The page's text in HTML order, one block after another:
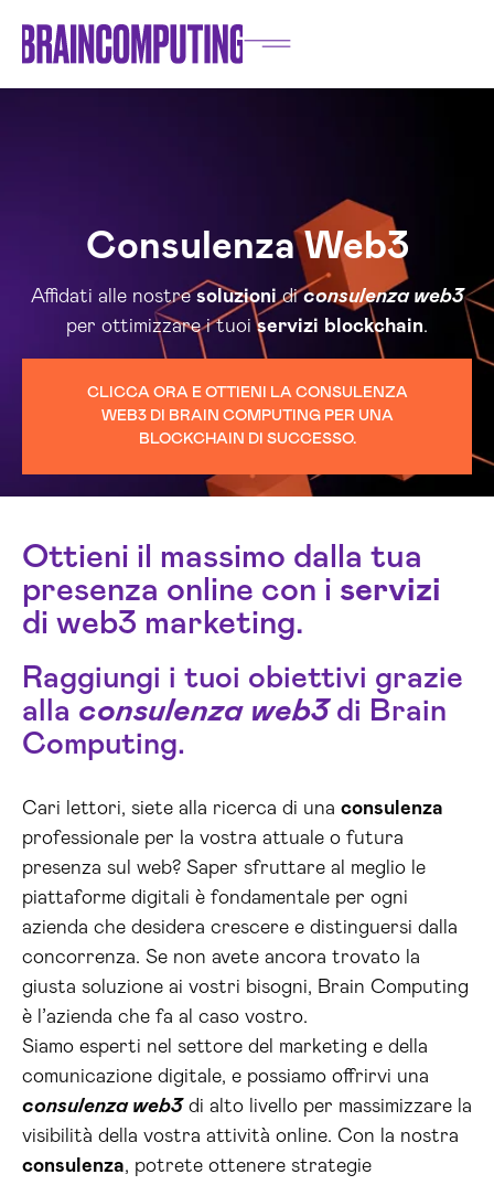
Consulenza Web3
Affidati alle nostresoluzionidiconsulenza web3
per ottimizzare i tuoiservizi blockchain.
CLICCA ORA E OTTIENI LA CONSULENZA
WEB3 DI BRAIN COMPUTING PER UNA
BLOCKCHAIN DI SUCCESSO.
Ottieni il massimo dalla tua
presenza online con i servizi
di web3 marketing.
Raggiungi i tuoi obiettivi grazie
alla consulenza web3di Brain
Computing.
Cari lettori, siete alla ricerca di una consulenza
professionale per la vostra attuale o futura
presenza sul web? Saper sfruttare al meglio le
piattaforme digitali è fondamentale per ogni
azienda che desidera crescere e distinguersi dalla
concorrenza. Se non avete ancora trovato la
giusta soluzione ai vostri bisogni, Brain Computing
è l’azienda che fa al caso vostro.
Siamo esperti nel settore del marketing e della
comunicazione digitale, e possiamo offrirvi una
consulenza web3di alto livello per massimizzare la
visibilità della vostra attività online. Con la nostra
consulenza, potrete ottenere strategie